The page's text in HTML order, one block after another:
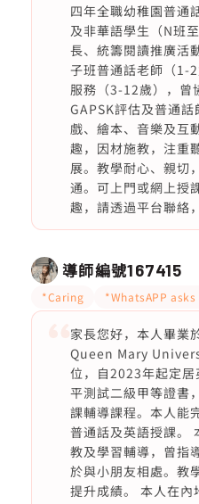
四年全職幼稚園普通
及非華語學生（N班
長、統籌閱讀推廣活
子班普通話老師（1-
服務（3-12歲），曾
GAPSK評估及普通
戲、繪本、音樂及互
趣，因材施教，注重
展。教學耐心、親切
通。可上門或網上授
趣，請透過平台聯絡
導師編號167415
*Caring *WhatsAPP
家長您好，本人畢業
Queen Mary
位，自2023年起定
平測試二級甲等證書
課輔導課程。本人能
普通話及英語授課。
教及學習輔導，曾指
於與小朋友相處。教
提升成績。 本人在